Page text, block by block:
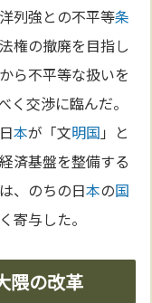
列強との不平等条
権の撤廃を目指し
から不平等な扱いを
く交渉に臨んだ。
本が「文明国 」と
済基盤を整備する
、のちの日本の国
寄与した。
隈の改革